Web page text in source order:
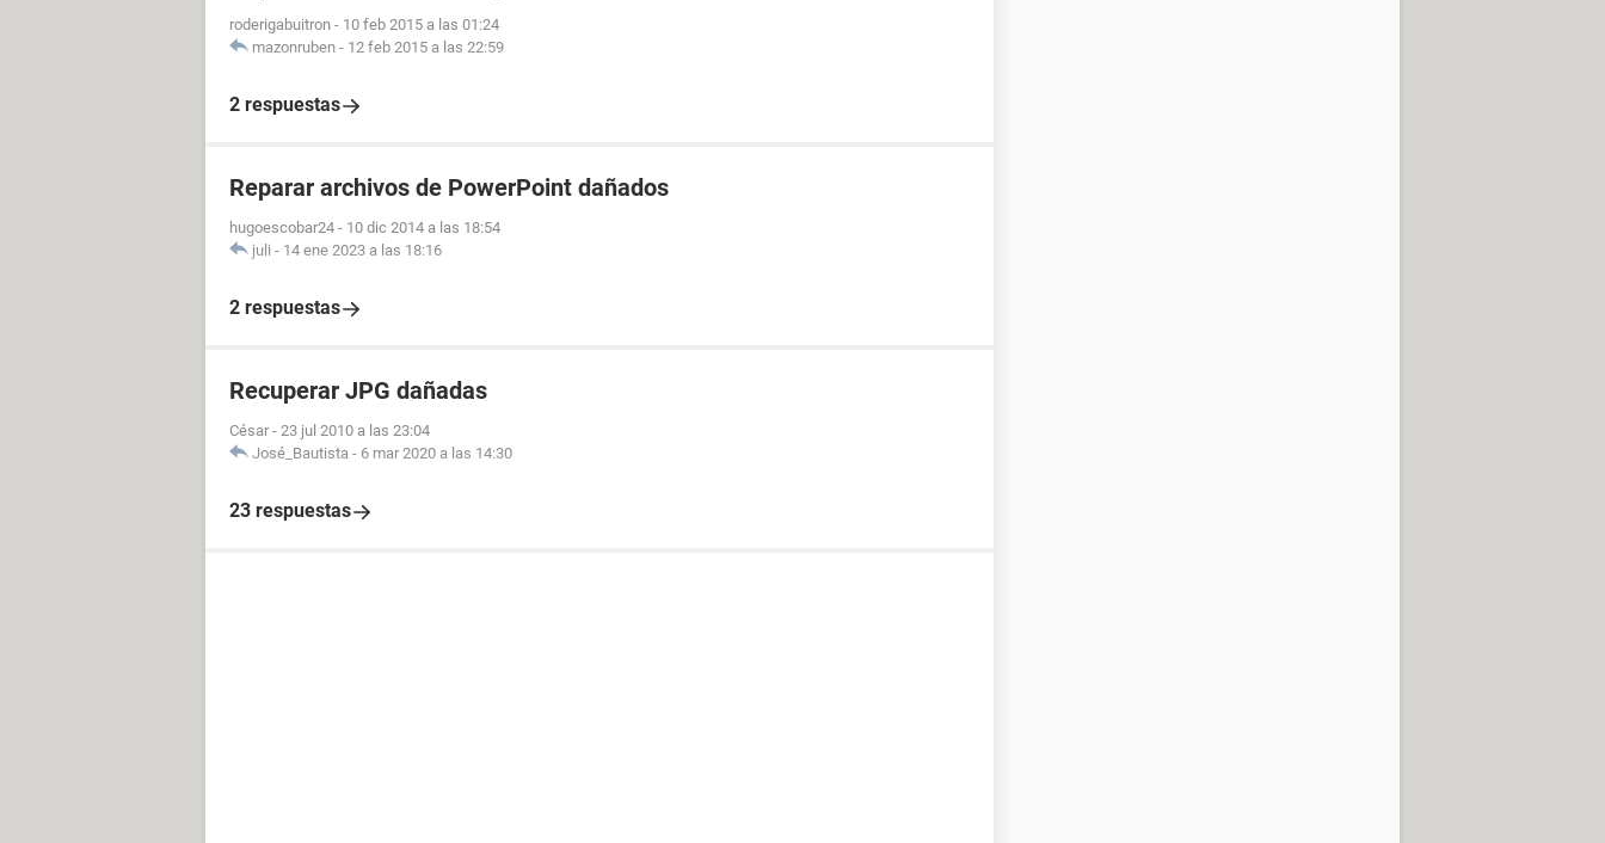
roderigabuitron - 10 feb 2015 a las 01:24
mazonruben - 12 feb 2015 a las 22:59
2 respuestas
Reparar archivos de PowerPoint dañados
hugoescobar24 - 10 dic 2014 a las 18:54
juli - 14 ene 2023 a las 18:16
2 respuestas
Recuperar JPG dañadas
César - 23 jul 2010 a las 23:04
José_Bautista - 6 mar 2020 a las 14:30
23 respuestas